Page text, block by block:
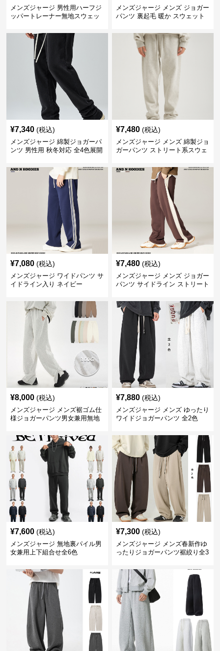
メンズジャージ 男性用ハーフジ
ッパートレーナー無地スウェッ
メンズジャージ メンズ ジョガー
パンツ 裏起毛 暖か スウェット
¥7,340 (税込)
メンズジャージ 綿製ジョガーパ
ンツ 男性用 秋冬対応 全4色展開
¥7,480 (税込)
メンズジャージ メンズ 綿製ジョ
ガーパンツ ストリート系スウェ
¥7,080 (税込)
メンズジャージ ワイドパンツ サ
イドライン入り ネイビー
¥7,480 (税込)
メンズジャージ メンズ ジョガー
パンツ サイドライン ストリート
¥8,000 (税込)
メンズジャージ メンズ裾ゴム仕
様ジョガーパンツ男女兼用無地
¥7,880 (税込)
メンズジャージ メンズ ゆったり
ワイドジョガーパンツ 全2色
¥7,600 (税込)
メンズジャージ 無地裏パイル男
女兼用上下組合せ全6色
¥7,300 (税込)
メンズジャージ メンズ春新作ゆ
ったりジョガーパンツ裾絞り全3